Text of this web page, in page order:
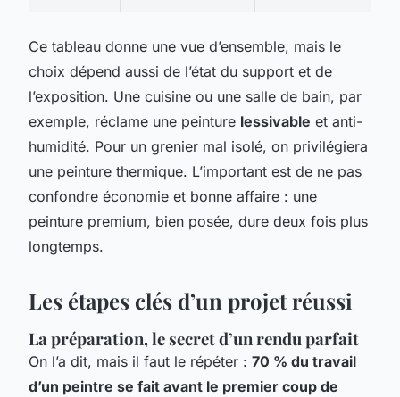
Ce tableau donne une vue d’ensemble, mais le
choix dépend aussi de l’état du support et de
l’exposition. Une cuisine ou une salle de bain, par
exemple, réclame une peinture lessivable et anti-
humidité. Pour un grenier mal isolé, on privilégiera
une peinture thermique. L’important est de ne pas
confondre économie et bonne affaire : une
peinture premium, bien posée, dure deux fois plus
longtemps.
Les étapes clés d’un projet réussi
La préparation, le secret d’un rendu parfait
On l’a dit, mais il faut le répéter : 70 % du travail
d’un peintre se fait avant le premier coup de